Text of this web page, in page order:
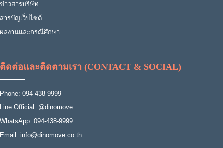
ข่าวสารบริษัท
สารบัญเว็บไซต์
ผลงานและกรณีศึกษา
ติดต่อและติดตามเรา (CONTACT & SOCIAL)
Phone: 094-438-9999
Line Official: @dinomove
WhatsApp: 094-438-9999
Email: info@dinomove.co.th